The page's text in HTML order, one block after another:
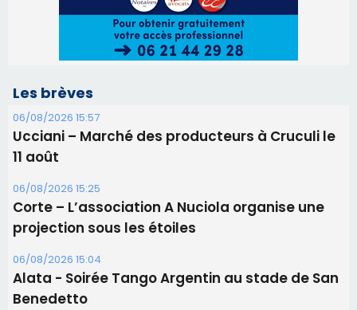
Les brèves
06/08/2026 15:57
Ucciani – Marché des producteurs à Cruculi le
11 août
06/08/2026 15:25
Corte – L’association A Nuciola organise une
projection sous les étoiles
06/08/2026 15:04
Alata - Soirée Tango Argentin au stade de San
Benedetto